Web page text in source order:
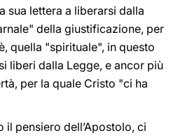
sua lettera a liberarsi dalla
della giustificazione, per
quella "spirituale", in questo
liberi dalla Legge, e ancor più
per la quale Cristo "ci ha
il pensiero dell’Apostolo, ci